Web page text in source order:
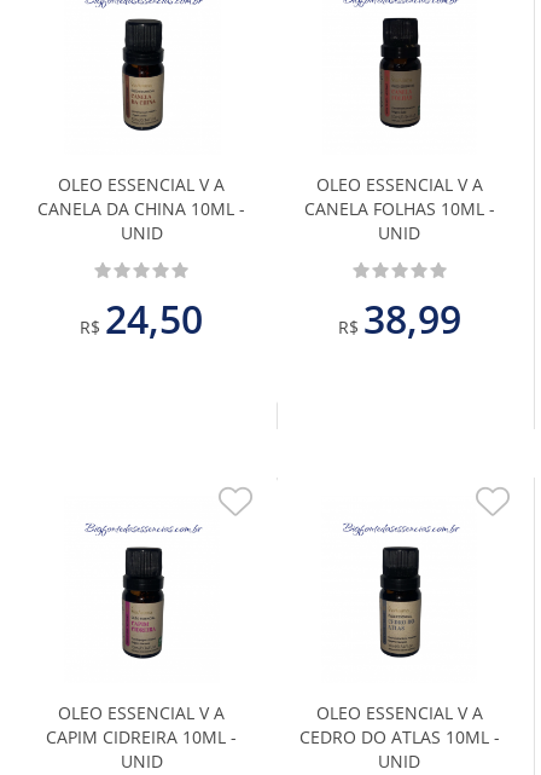
OLEO ESSENCIAL V A
CANELA DA CHINA 10ML -
UNID
R$ 24,50
OLEO ESSENCIAL V A
CANELA FOLHAS 10ML -
UNID
R$ 38,99
OLEO ESSENCIAL V A
CAPIM CIDREIRA 10ML -
UNID
OLEO ESSENCIAL V A
CEDRO DO ATLAS 10ML -
UNID